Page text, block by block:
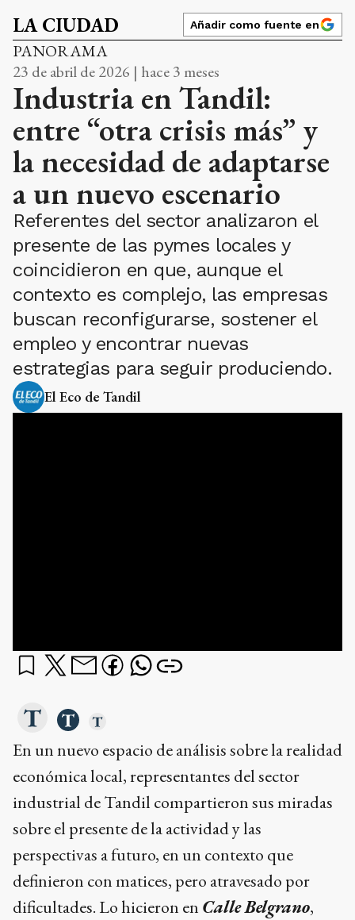
LA CIUDAD Añadir como fuente en
PANORAMA
23 de abril de 2026 | hace 3 meses
Industria en Tandil:
entre “otra crisis más” y
la necesidad de adaptarse
a un nuevo escenario
Referentes del sector analizaron el
presente de las pymes locales y
coincidieron en que, aunque el
contexto es complejo, las empresas
buscan reconfigurarse, sostener el
empleo y encontrar nuevas
estrategias para seguir produciendo.
El Eco de Tandil
En un nuevo espacio de análisis sobre la realidad
económica local, representantes del sector
industrial de Tandil compartieron sus miradas
sobre el presente de la actividad y las
perspectivas a futuro, en un contexto que
definieron con matices, pero atravesado por
dificultades. Lo hicieron en Calle Belgrano,